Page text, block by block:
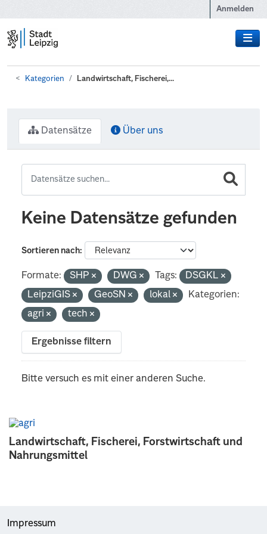
Anmelden
Kategorien Landwirtschaft, Fischerei,...
Landwirtschaft, Fischerei, Forstwirtschaft und
Nahrungsmittel
Datensätze Über uns
Keine Datensätze gefunden
Sortieren nach
Formate: SHP DWG Tags:
DSGKL
LeipziGIS
GeoSN lokal
Kategorien:
agri
tech
Ergebnisse filtern
Bitte versuch es mit einer anderen Suche.
Impressum